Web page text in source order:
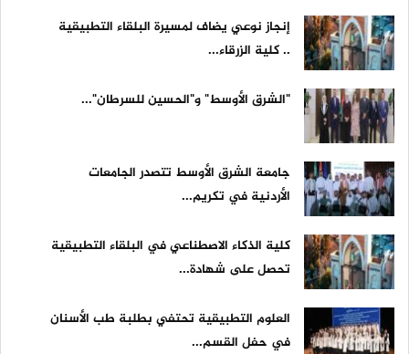
إنجاز نوعي يضاف لمسيرة البلقاء التطبيقية
.. كلية الزرقاء...
"الشرق الأوسط" و"الحسين للسرطان"...
جامعة الشرق الأوسط تتصدر الجامعات
الأردنية في تكريم...
كلية الذكاء الاصطناعي في البلقاء التطبيقية
تحصل على شهادة...
العلوم التطبيقية تحتفي بطلبة طب الأسنان
في حفل القسم...